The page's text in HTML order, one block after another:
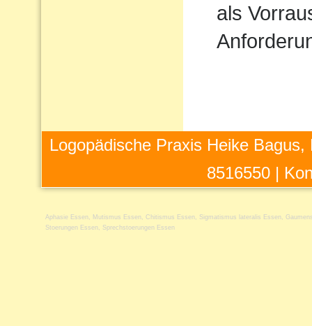
als
Logopädische Praxis Heike
8516550 |
Aphasie Essen , Mutismus Essen , Chitismus Essen , Sigmatismus lateralis Essen ,
Stoerungen Essen , Sprechstoerungen Essen